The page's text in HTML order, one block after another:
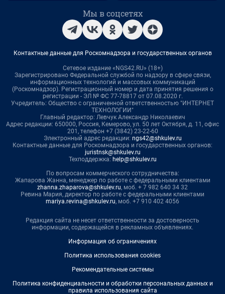
Мы в соцсетях
Контактные данные для Роскомнадзора и государственных органов
Сетевое издание «NGS42.RU» (18+)
Зарегистрировано Федеральной службой по надзору в сфере связи,
информационных технологий и массовых коммуникаций
(Роскомнадзор). Регистрационный номер и дата принятия решения о
регистрации - ЭЛ № ФС 77-78817 от 07.08.2020 г.
Учредитель: Общество с ограниченной ответственностью "ИНТЕРНЕТ
ТЕХНОЛОГИИ"
Главный редактор: Левчук Александр Николаевич
Адрес редакции: 650000, Россия, Кемерово, ул. 50 лет Октября, д. 11, офис
201, телефон +7 (3842) 23-22-60
Электронный адрес редакции: ngs42@shkulev.ru
Контактные данные для Роскомнадзора и государственных органов:
juristnsk@shkulev.ru
Техподдержка: help@shkulev.ru
По вопросам коммерческого сотрудничества:
Жапарова Жанна, менеджер по работе с федеральными клиентами
zhanna.zhaparova@shkulev.ru, моб. + 7 982 640 34 32
Ревина Мария, директор по работе с федеральными клиентами
mariya.revina@shkulev.ru, моб. +7 910 402 4056
Редакция сайта не несет ответственности за достоверность
информации, содержащейся в рекламных объявлениях.
Информация об ограничениях
Политика использования cookies
Рекомендательные системы
Политика конфиденциальности и обработки персональных данных и
правила использования сайта